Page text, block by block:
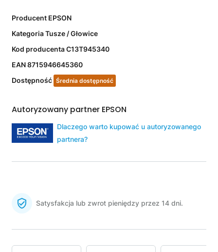
Producent EPSON
KategoriaTusze / Głowice
Kod producentaC13T945340
EAN8715946645360
Dostępność Średnia dostępność
Autoryzowany partner EPSON
Dlaczego warto kupować u autoryzowanego
partnera?
Satysfakcja lub zwrot pieniędzy przez 14 dni.